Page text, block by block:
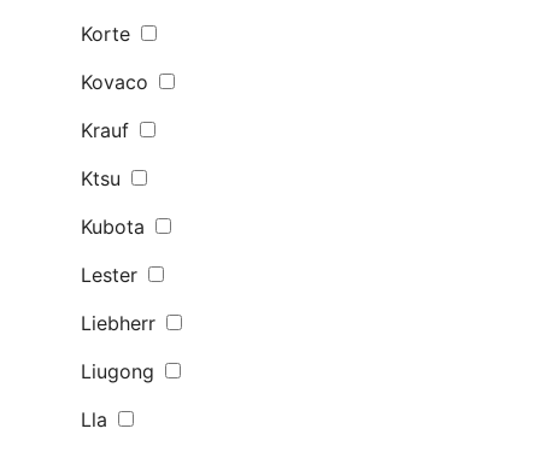
Korte
Kovaco
Krauf
Ktsu
Kubota
Lester
Liebherr
Liugong
Lla